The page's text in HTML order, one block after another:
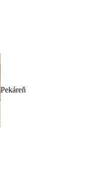
Pekáreň